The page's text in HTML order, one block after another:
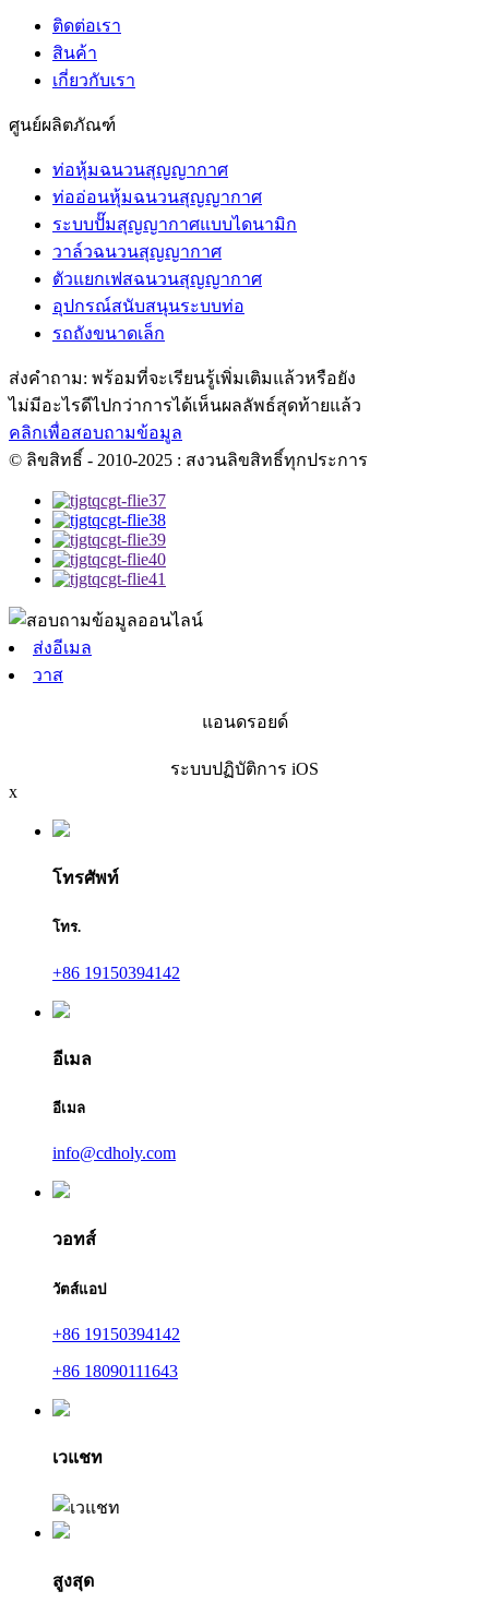
ติดต่อเรา
สินค้า
เกี่ยวกับเรา
ศูนย์ผลิตภัณฑ์
ท่อหุ้มฉนวนสุญญากาศ
ท่ออ่อนหุ้มฉนวนสุญญากาศ
ระบบปั๊มสุญญากาศแบบไดนามิก
วาล์วฉนวนสุญญากาศ
ตัวแยกเฟสฉนวนสุญญากาศ
อุปกรณ์สนับสนุนระบบท่อ
รถถังขนาดเล็ก
ส่งคำถาม: พร้อมที่จะเรียนรู้เพิ่มเติมแล้วหรือยัง
ไม่มีอะไรดีไปกว่าการได้เห็นผลลัพธ์สุดท้ายแล้ว
คลิกเพื่อสอบถามข้อมูล
© ลิขสิทธิ์ - 2010-2025 : สงวนลิขสิทธิ์ทุกประการ
ส่งอีเมล
วาส
แอนดรอยด์
ระบบปฏิบัติการ iOS
x
โทรศัพท์
โทร.
+86 19150394142
อีเมล
อีเมล
info@cdholy.com
วอทส์
วัตส์แอป
+86 19150394142
+86 18090111643
เวแชท
สูงสุด